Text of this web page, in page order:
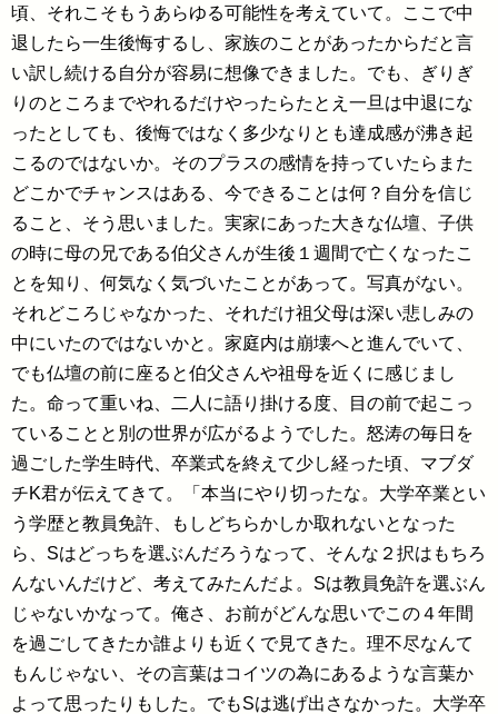
頃、それこそもうあらゆる可能性を考えていて。ここで中
退したら一生後悔するし、家族のことがあったからだと言
い訳し続ける自分が容易に想像できました。でも、ぎりぎ
りのところまでやれるだけやったらたとえ一旦は中退にな
ったとしても、後悔ではなく多少なりとも達成感が沸き起
こるのではないか。そのプラスの感情を持っていたらまた
どこかでチャンスはある、今できることは何？自分を信じ
ること、そう思いました。実家にあった大きな仏壇、子供
の時に母の兄である伯父さんが生後１週間で亡くなったこ
とを知り、何気なく気づいたことがあって。写真がない。
それどころじゃなかった、それだけ祖父母は深い悲しみの
中にいたのではないかと。家庭内は崩壊へと進んでいて、
でも仏壇の前に座ると伯父さんや祖母を近くに感じまし
た。命って重いね、二人に語り掛ける度、目の前で起こっ
ていることと別の世界が広がるようでした。怒涛の毎日を
過ごした学生時代、卒業式を終えて少し経った頃、マブダ
チK君が伝えてきて。「本当にやり切ったな。大学卒業とい
う学歴と教員免許、もしどちらかしか取れないとなった
ら、Sはどっちを選ぶんだろうなって、そんな２択はもちろ
んないんだけど、考えてみたんだよ。Sは教員免許を選ぶん
じゃないかなって。俺さ、お前がどんな思いでこの４年間
を過ごしてきたか誰よりも近くで見てきた。理不尽なんて
もんじゃない、その言葉はコイツの為にあるような言葉か
よって思ったりもした。でもSは逃げ出さなかった。大学卒